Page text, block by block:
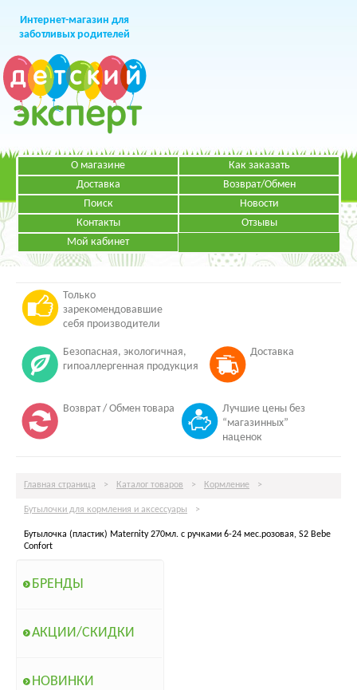
Интернет-магазин для
заботливых родителей
+7 (499)391-49-83Телефон в Москве
Режим работы:
Пн-Пт: с 09.00 до 19.00
НАПИСАТЬ ПИСЬМО
О магазине
Как заказать
Доставка
Возврат/Обмен
Поиск
Новости
Контакты
Отзывы
Мой кабинет
Только
зарекомендовавшие
себя производители
Безопасная, экологичная,
гипоаллергенная продукция
Доставка
Возврат / Обмен товара
Лучшие цены без
“магазинных”
наценок
Главная страница > Каталог товаров > Кормление >
Бутылочки для кормления и аксессуары >
Бутылочка (пластик) Maternity 270мл. с ручками 6-24 мес.розовая, S2 Bebe
Confort
БРЕНДЫ
АКЦИИ/СКИДКИ
НОВИНКИ